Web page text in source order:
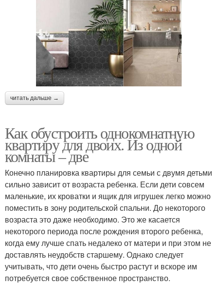
читать дальше →
Как обустроить однокомнатную
квартиру для двоих. Из одной
комнаты – две
Конечно планировка квартиры для семьи с двумя детьми
сильно зависит от возраста ребенка. Если дети совсем
маленькие, их кроватки и ящик для игрушек легко можно
поместить в зону родительской спальни. До некоторого
возраста это даже необходимо. Это же касается
некоторого периода после рождения второго ребенка,
когда ему лучше спать недалеко от матери и при этом не
доставлять неудобств старшему. Однако следует
учитывать, что дети очень быстро растут и вскоре им
потребуется свое собственное пространство.